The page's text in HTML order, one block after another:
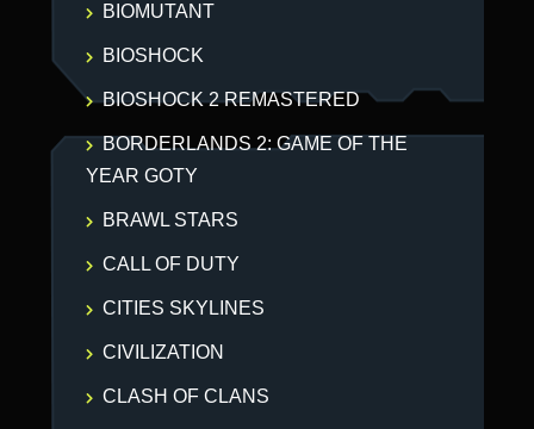
BIOMUTANT
BIOSHOCK
BIOSHOCK 2 REMASTERED
BORDERLANDS 2: GAME OF THE
YEAR GOTY
BRAWL STARS
CALL OF DUTY
CITIES SKYLINES
CIVILIZATION
CLASH OF CLANS